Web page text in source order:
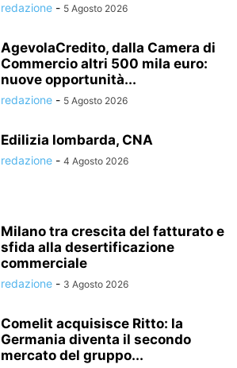
redazione - 5 Agosto 2026
AgevolaCredito, dalla Camera di
Commercio altri 500 mila euro:
nuove opportunità...
redazione - 5 Agosto 2026
Edilizia lombarda, CNA
redazione - 4 Agosto 2026
Milano tra crescita del fatturato e
sfida alla desertificazione
commerciale
redazione - 3 Agosto 2026
Comelit acquisisce Ritto: la
Germania diventa il secondo
mercato del gruppo...